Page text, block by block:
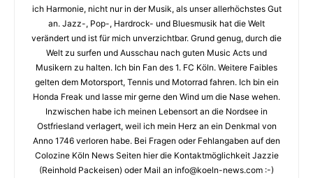
ich Harmonie, nicht nur in der Musik, als unser allerhöchstes Gut
an. Jazz-, Pop-, Hardrock- und Bluesmusik hat die Welt
verändert und ist für mich unverzichtbar. Grund genug, durch die
Welt zu surfen und Ausschau nach guten Music Acts und
Musikern zu halten. Ich bin Fan des 1. FC Köln. Weitere Faibles
gelten dem Motorsport, Tennis und Motorrad fahren. Ich bin ein
Honda Freak und lasse mir gerne den Wind um die Nase wehen.
Inzwischen habe ich meinen Lebensort an die Nordsee in
Ostfriesland verlagert, weil ich mein Herz an ein Denkmal von
Anno 1746 verloren habe. Bei Fragen oder Fehlangaben auf den
Colozine Köln News Seiten hier die Kontaktmöglichkeit Jazzie
(Reinhold Packeisen) oder Mail an info@koeln-news.com :-)